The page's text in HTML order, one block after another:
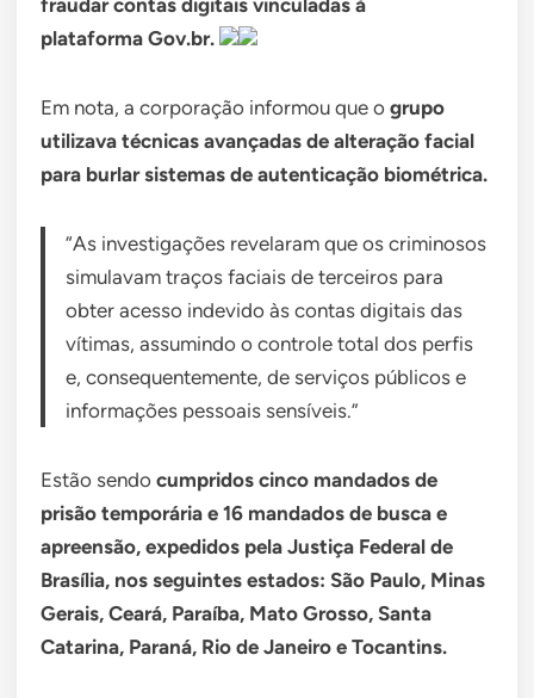
plataforma Gov.br.
Em nota, a corporação informou que o grupo
utilizava técnicas avançadas de alteração facial
para burlar sistemas de autenticação biométrica.
“As investigações revelaram que os criminosos
simulavam traços faciais de terceiros para
obter acesso indevido às contas digitais das
vítimas, assumindo o controle total dos perfis
e, consequentemente, de serviços públicos e
informações pessoais sensíveis.”
Estão sendo cumpridos cinco mandados de
prisão temporária e 16 mandados de busca e
apreensão, expedidos pela Justiça Federal de
Brasília, nos seguintes estados: São Paulo, Minas
Gerais, Ceará, Paraíba, Mato Grosso, Santa
Catarina, Paraná, Rio de Janeiro e Tocantins.